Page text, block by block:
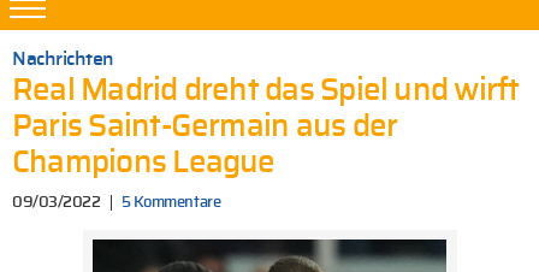
Nachrichten
Real Madrid dreht das Spiel und wirft
Paris Saint-Germain aus der
Champions League
09/03/2022 5 Kommentare